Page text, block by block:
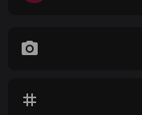
photo_camera
tag